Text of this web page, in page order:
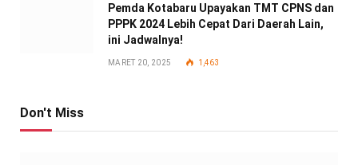
Pemda Kotabaru Upayakan TMT CPNS dan
PPPK 2024 Lebih Cepat Dari Daerah Lain,
ini Jadwalnya!
MARET 20, 2025 1,463
Don't Miss